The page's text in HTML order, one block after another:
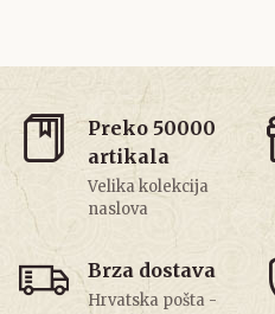
Preko 50000
artikala
Velika kolekcija
naslova
Brza dostava
Hrvatska pošta -